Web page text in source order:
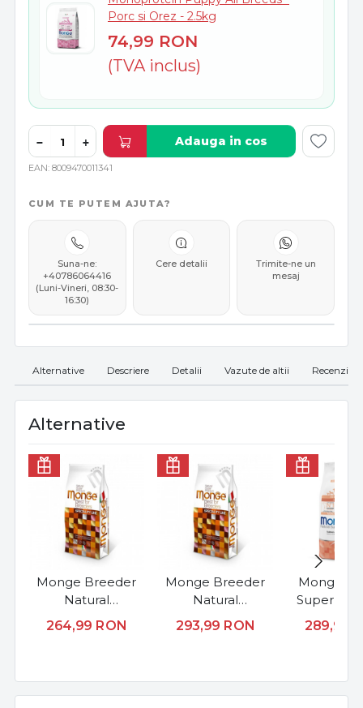
Porc si Orez - 2.5kg
74,99 RON
(TVA inclus)
EAN 8009470011341
− + Adauga in cos
CUM TE PUTEM AJUTA?
Suna-ne:
+40786064416
(Luni-Vineri, 08:30-
16:30)
Cere detalii
Trimite-ne un
mesaj
Alternative Descriere Detalii Vazute de altii Recenzii
Alternative
Monge Breeder
Natural
Superpremium
Monoprotein
264,99 RON
Monge Breeder
Natural
Superpremium
Adult All Breeds -
293,99 RON
Monge
Adult All
289,99